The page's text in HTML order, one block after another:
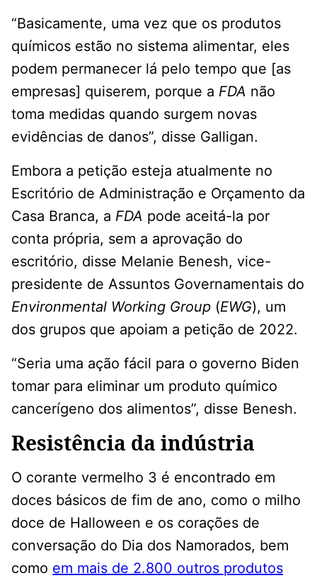
“Basicamente, uma vez que os produtos
químicos estão no sistema alimentar, eles
podem permanecer lá pelo tempo que [as
empresas] quiserem, porque a FDA não
toma medidas quando surgem novas
evidências de danos”, disse Galligan.
Embora a petição esteja atualmente no
Escritório de Administração e Orçamento da
Casa Branca, a FDA pode aceitá-la por
conta própria, sem a aprovação do
escritório, disse Melanie Benesh, vice-
presidente de Assuntos Governamentais do
Environmental Working Group (EWG), um
dos grupos que apoiam a petição de 2022.
“Seria uma ação fácil para o governo Biden
tomar para eliminar um produto químico
cancerígeno dos alimentos”, disse Benesh.
Resistência da indústria
O corante vermelho 3 é encontrado em
doces básicos de fim de ano, como o milho
doce de Halloween e os corações de
conversação do Dia dos Namorados, bem
como em mais de 2.800 outros produtos